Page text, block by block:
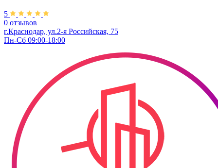
5
0 отзывов
г.Краснодар, ул.2-я Российская, 75
Пн-Сб 09:00-18:00